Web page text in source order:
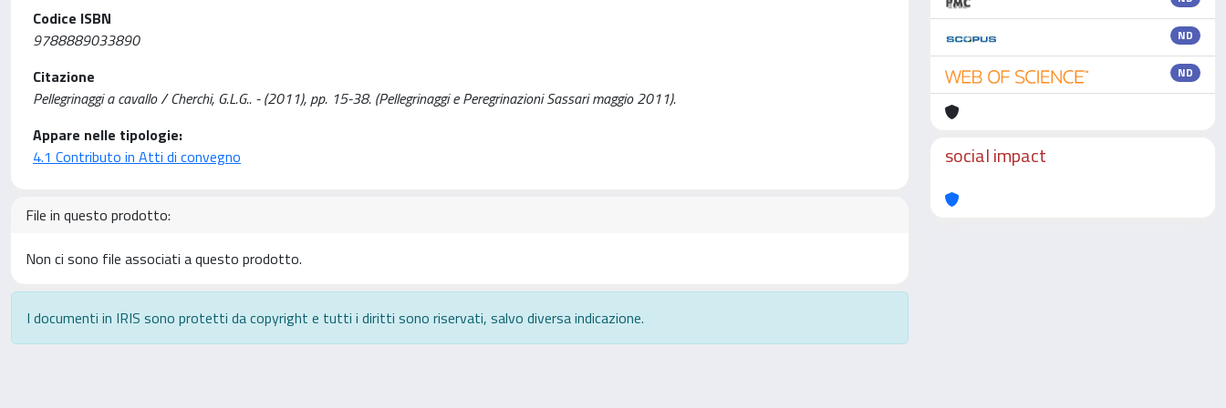
Codice ISBN
9788889033890
Citazione
Pellegrinaggi a cavallo / Cherchi, G.L.G.. - (2011), pp. 15-38. (Pellegrinaggi e Peregrinazioni Sassari maggio 2011).
Appare nelle tipologie:
4.1 Contributo in Atti di convegno
File in questo prodotto:
Non ci sono file associati a questo prodotto.
I documenti in IRIS sono protetti da copyright e tutti i diritti sono riservati, salvo diversa indicazione.
ND
ND
social impact